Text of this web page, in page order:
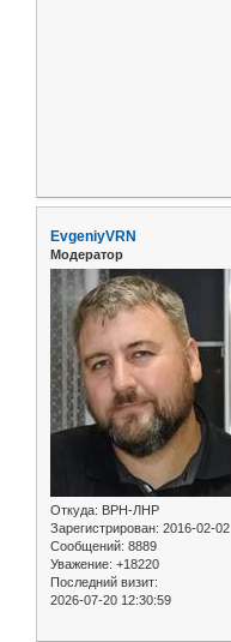
EvgeniyVRN
Модератор
Откуда: ВРН-ЛНР
Зарегистрирован: 2016-02-02
Сообщений: 8889
Уважение: +18220
Последний визит:
2026-07-20 12:30:59